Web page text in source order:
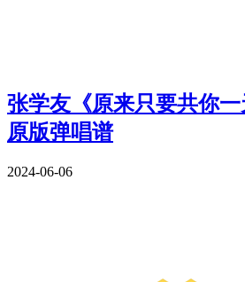
张学友《原来只要共你
原版弹唱谱
2024-06-06